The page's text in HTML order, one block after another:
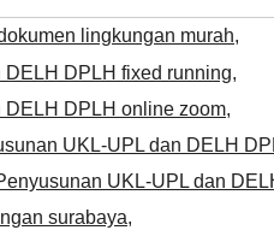
lingkungan murah,
DPLH fixed running,
DPLH online zoom,
UKL-UPL dan DELH
UKL-UPL dan
surabaya,